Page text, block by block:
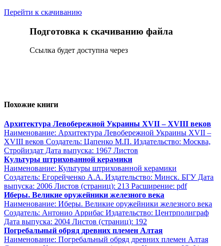
Перейти к скачиванию
Подготовка к скачиванию файла
Сcылка будет доступна через
Похожие книги
Архитектура Левобережной Украины XVII – XVIII веков
Наименование: Архитектура Левобережной Украины XVII –
XVIII веков Создатель: Цапенко М.П. Издательство: Москва,
Стройиздат Дата выпуска: 1967 Листов
Культуры штрихованной керамики
Наименование: Культуры штрихованной керамики
Создатель: Егорейченко А.А. Издательство: Минск. БГУ Дата
выпуска: 2006 Листов (страниц): 213 Расширение: pdf
Иберы. Великие оружейники железного века
Наименование: Иберы. Великие оружейники железного века
Создатель: Антонио Аррибас Издательство: Центрполиграф
Дата выпуска: 2004 Листов (страниц): 192
Погребальный обряд древних племен Алтая
Наименование: Погребальный обряд древних племен Алтая